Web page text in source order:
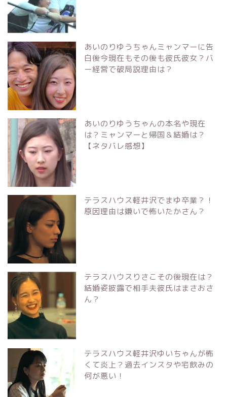
あいのりゆうちゃんミャンマーに告
白後今現在もその後も彼氏彼女？バ
ー経営で破局説理由は？
あいのりゆうちゃんの本名や現在
は？ミャンマーと帰国＆結婚は？
【ネタバレ感想】
テラスハウス軽井沢でまゆ卒業？！
原因理由は嫌いで怖いたかさん？
テラスハウスりさこその後現在は？
結婚姿披露で相手夫彼氏はまさおさ
ん？
テラスハウス軽井沢ゆいちゃんが怖
くて炎上？過去インスタや宅飲みの
何が悪い！